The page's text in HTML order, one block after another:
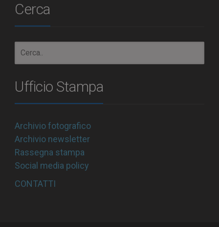
Cerca
Ufficio Stampa
Archivio fotografico
Archivio newsletter
Rassegna stampa
Social media policy
CONTATTI